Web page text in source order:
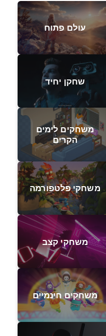
עולם פתוח
שחקן יחיד
משחקים לימים
הקרים
משחקי פלטפורמה
משחקי קצב
משחקים חינמיים